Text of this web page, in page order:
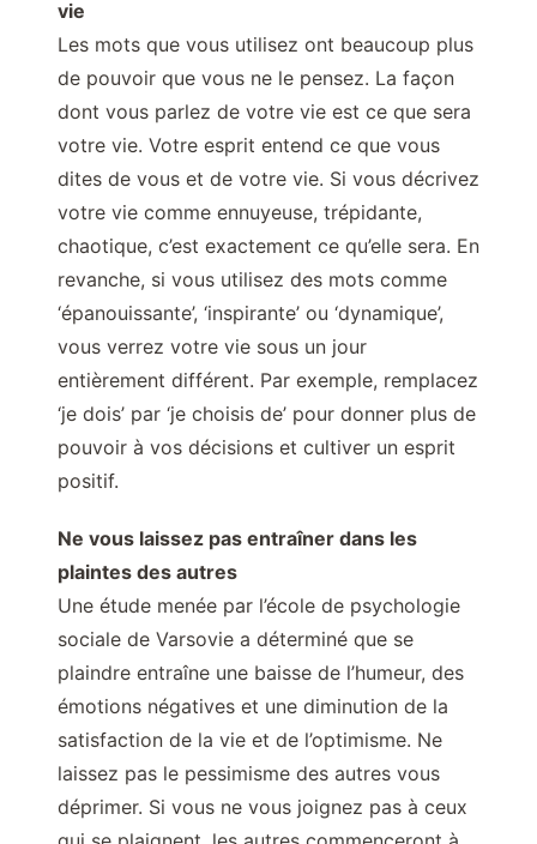
vie
Les mots que vous utilisez ont beaucoup plus
de pouvoir que vous ne le pensez. La façon
dont vous parlez de votre vie est ce que sera
votre vie. Votre esprit entend ce que vous
dites de vous et de votre vie. Si vous décrivez
votre vie comme ennuyeuse, trépidante,
chaotique, c’est exactement ce qu’elle sera. En
revanche, si vous utilisez des mots comme
‘épanouissante’, ‘inspirante’ ou ‘dynamique’,
vous verrez votre vie sous un jour
entièrement différent. Par exemple, remplacez
‘je dois’ par ‘je choisis de’ pour donner plus de
pouvoir à vos décisions et cultiver un esprit
positif.
Ne vous laissez pas entraîner dans les
plaintes des autres
Une étude menée par l’école de psychologie
sociale de Varsovie a déterminé que se
plaindre entraîne une baisse de l’humeur, des
émotions négatives et une diminution de la
satisfaction de la vie et de l’optimisme. Ne
laissez pas le pessimisme des autres vous
déprimer. Si vous ne vous joignez pas à ceux